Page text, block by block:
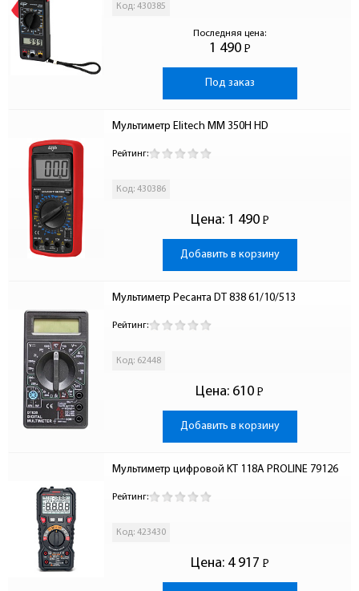
Код: 430385
Последняя цена:
1 490 Р
-
Под заказ
Мультиметр Elitech ММ 350Н HD
Рейтинг:
Код: 430386
Цена: 1 490 Р
-
Добавить в корзину
Мультиметр Ресанта DT 838 61/10/513
Рейтинг:
Код: 62448
Цена: 610 Р
-
Добавить в корзину
Мультиметр цифровой KT 118A PROLINE 79126
Рейтинг:
Код: 423430
Цена: 4 917 Р
-